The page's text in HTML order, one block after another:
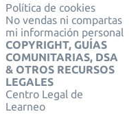
Política de cookies
No vendas ni compartas
mi información personal
COPYRIGHT, GUÍAS
COMUNITARIAS, DSA
& OTROS RECURSOS
LEGALES
Centro Legal de
Learneo